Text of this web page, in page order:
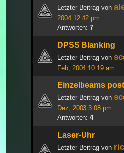
Letzter Beitrag von
2004 12:42 pm
Antworten: 7
DPSS Blanking
Letzter Beitrag von
Feb, 2004 10:19 am
Einzelbeams
Letzter Beitrag von
Dez, 2003 3:08 pm
Antworten: 4
Laser-Uhr
Letzter Beitrag von